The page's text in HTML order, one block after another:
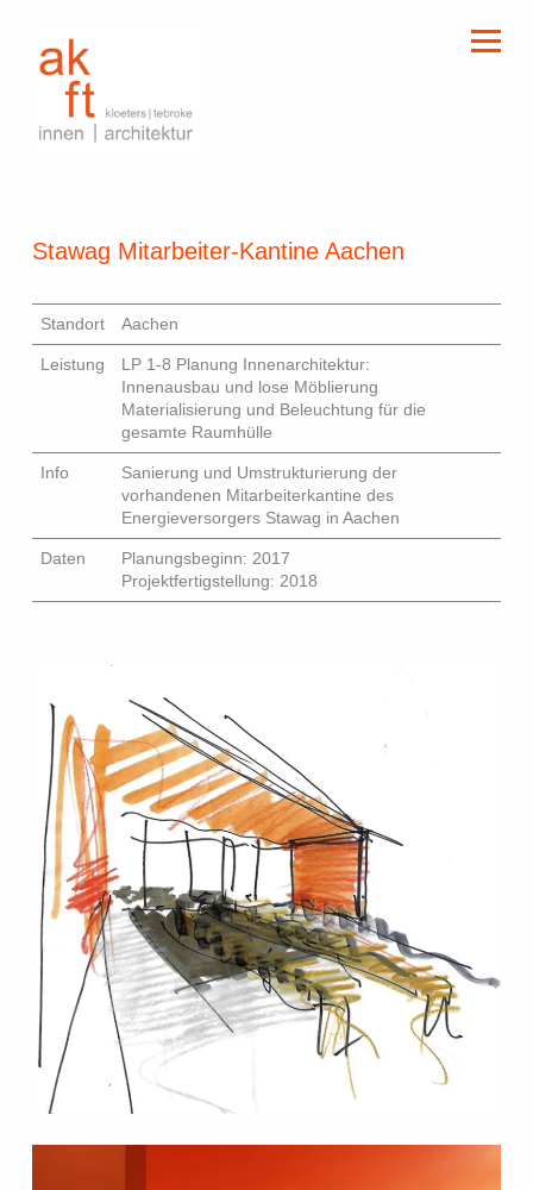
Stawag Mitarbeiter-Kantine Aachen
Standort Aachen
Leistung
LP 1-8 Planung Innenarchitektur:
Innenausbau und lose Möblierung
Materialisierung und Beleuchtung für die
gesamte Raumhülle
Info
Sanierung und Umstrukturierung der
vorhandenen Mitarbeiterkantine des
Energieversorgers Stawag in Aachen
Daten
Planungsbeginn: 2017
Projektfertigstellung: 2018